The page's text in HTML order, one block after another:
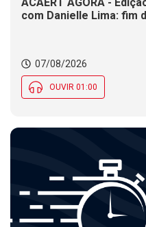
com Danielle Lima: fim
07/08/2026
OUVIR 01:00